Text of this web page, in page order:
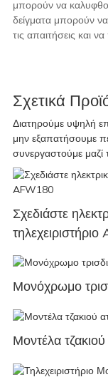
μπορούν να
δείγματα μπορούν
τις απαιτήσεις και
Σχετικά
Διατηρούμε υψηλή
μην εξαπατήσουμε
συνεργαστούμε μαζί
Σχεδιάστε
Μονόχρωμο
Μοντέλα